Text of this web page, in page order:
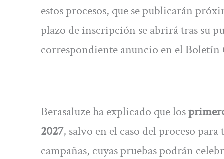
estos procesos, que se publicarán
plazo de inscripción se abrirá tras su
correspondiente anuncio en el
Berasaluze ha explicado que los
2027, salvo en el caso del proceso
campañas, cuyas pruebas podrán